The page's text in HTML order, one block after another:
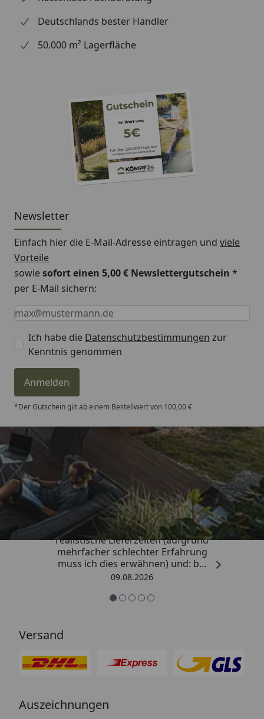
Die Kabel können eingegraben werden, dies ist
jedoch nicht zwingend erforderlich
Alle Lightpro und Garden Lights Produkte sind
frostsicher und können problemlos auch bei
Minustemperaturen eingesetzt werden
Edelstahl
edelstahl
Maximale Wattzahl
0,5
Lichtleistung
4 lm
Kabellänge 1
weiss Datenblatt
Garden Lights Bodeneinbauleuchte Astrum
weiss Montageanleitung
Deutschlands bester Händler
50.000 m² Lagerfläche
Newsletter
Einfach hier die E-Mail-Adresse eintragen und viele
Vorteile
sowiesofort einen 5,00 € Newslettergutschein *
per E-Mail sichern:
Keine Eingabe erforderlich
Eingabe erforderlich
E-Mail *
Ich habe die Datenschutzbestimmungen zur
Kenntnis genommen
Anmelden
*Der Gutschein gilt ab einem Bestellwert von 100,00 €
Trusted Shops
4,81/ 5
„Sehr gute Qualitäts-Markenware,
realistische Lieferzeiten (aufgrund
mehrfacher schlechter Erfahrung
muss ich dies erwähnen) und: bei
Kritik kommt die Antwort
Menschen mit Verstand und nicht
(auch dass ist leider immer öfter
09.08.2026
Versand
Auszeichnungen